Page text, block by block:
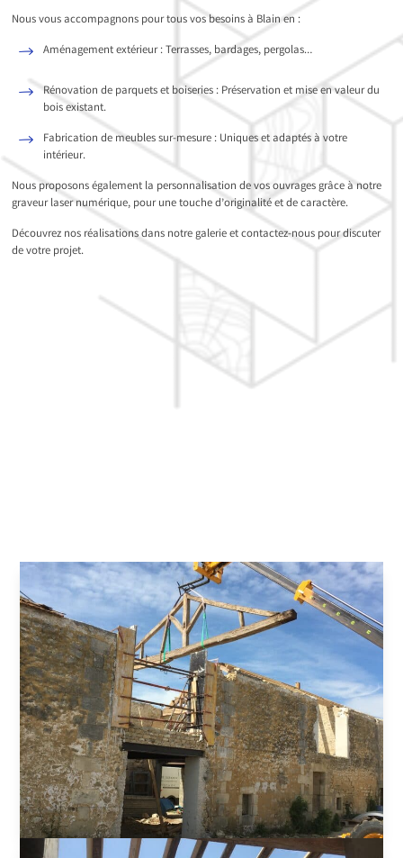
Nous vous accompagnons pour tous vos besoins à Blain en :
Aménagement extérieur : Terrasses, bardages, pergolas…
Rénovation de parquets et boiseries : Préservation et mise en valeur du
bois existant.
Fabrication de meubles sur-mesure : Uniques et adaptés à votre
intérieur.
Nous proposons également la personnalisation de vos ouvrages grâce à notre
graveur laser numérique, pour une touche d’originalité et de caractère.
Découvrez nos réalisations dans notre galerie et contactez-nous pour discuter
de votre projet.